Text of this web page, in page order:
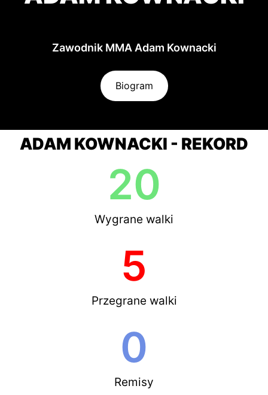
Zawodnik MMA Adam Kownacki
Biogram
ADAM KOWNACKI - REKORD
Wygrane walki
20
Przegrane walki
5
Remisy
0